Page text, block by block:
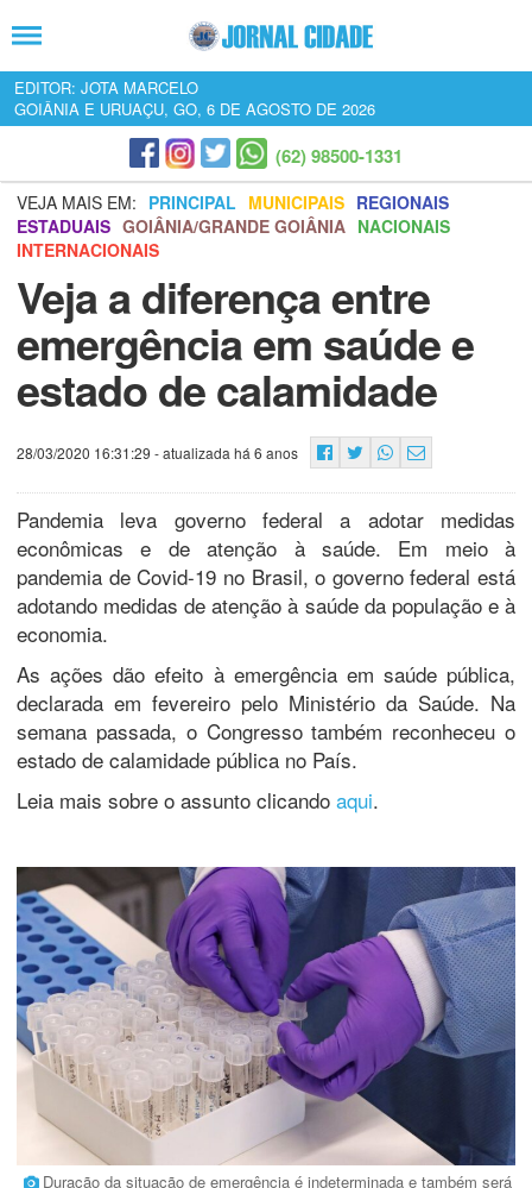
EDITOR: JOTA MARCELO
GOIÂNIA E URUAÇU, GO, 6 DE AGOSTO DE 2026
(62) 98500-1331
VEJA MAIS EM: PRINCIPAL MUNICIPAIS REGIONAIS
ESTADUAIS GOIÂNIA/GRANDE GOIÂNIA NACIONAIS
INTERNACIONAIS
Veja a diferença entre
emergência em saúde e
estado de calamidade
28/03/2020 16:31:29 - atualizada há 6 anos
Pandemia leva governo federal a adotar medidas
econômicas e de atenção à saúde. Em meio à
pandemia de Covid-19 no Brasil, o governo federal está
adotando medidas de atenção à saúde da população e à
economia.
As ações dão efeito à emergência em saúde pública,
declarada em fevereiro pelo Ministério da Saúde. Na
semana passada, o Congresso também reconheceu o
estado de calamidade pública no País.
Leia mais sobre o assunto clicando aqui.
Duração da situação de emergência é indeterminada e também será